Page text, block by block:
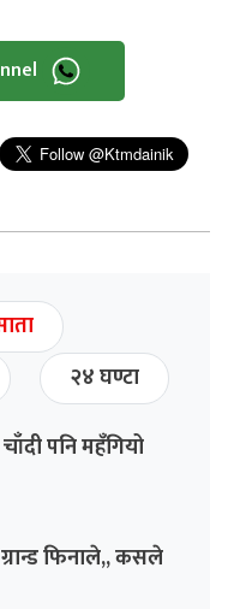
२४ घण्टा
पनि महँगियो
फिनाले,, कसले